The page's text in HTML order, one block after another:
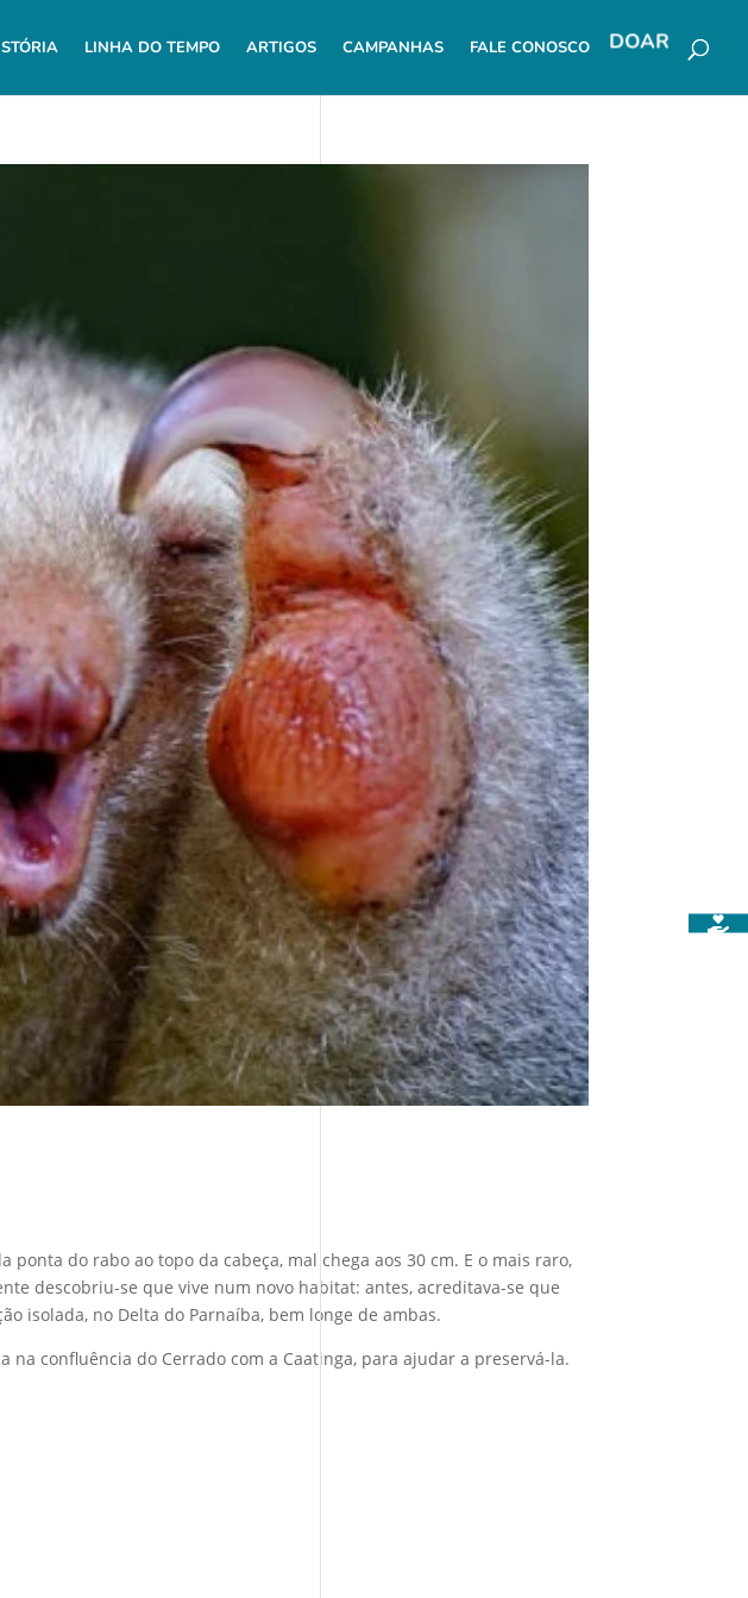
LINHA DO TEMPO ARTIGOS CAMPANHAS FALE CONOSCO DOAR
do rabo ao topo da cabeça, mal chega aos 30 cm. E o mais raro,
descobriu-se que vive num novo habitat: antes, acreditava-se que
isolada, no Delta do Parnaíba, bem longe de ambas.
confluência do Cerrado com a Caatinga, para ajudar a preservá-la.